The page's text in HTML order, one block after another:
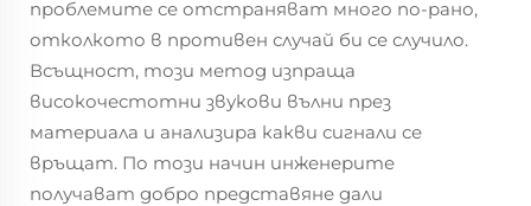
проблемите се отстраняват много по-рано,
отколкото в противен случай би се случило.
Всъщност, този метод изпраща
високочестотни звукови вълни през
материала и анализира какви сигнали се
връщат. По този начин инженерите
получават добро представяне дали